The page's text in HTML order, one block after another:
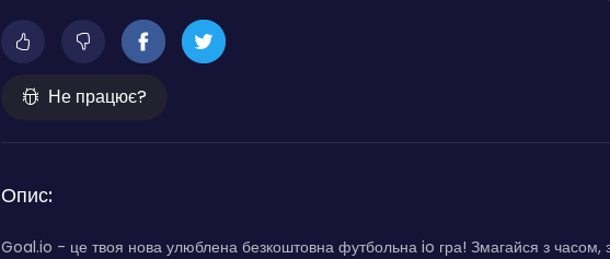
Не працює?
Опис:
Goal.io - це твоя нова улюблена безкоштовна футбольна io гра! Змагайся з часом,